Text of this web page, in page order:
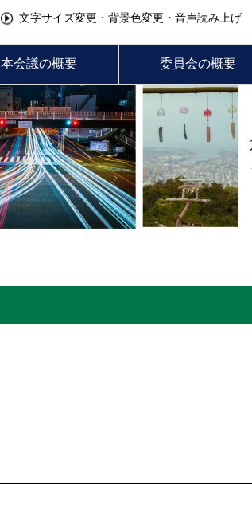
文字サイズ変更・背景色変更・音声読み上げ
本会議の概要 委員会の概要